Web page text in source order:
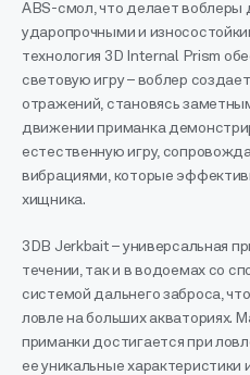
ABS-смол, что делает воблеры
ударопрочными и
технология 3D Internal Prism
световую игру – воблер
отражений, становясь
движении приманка
естественную игру,
вибрациями, которые
хищника.
3DB Jerkbait – универсальная
течении, так и в водоемах со
системой дальнего заброса,
ловле на больших акваториях.
приманки достигается при
ее уникальные характеристики